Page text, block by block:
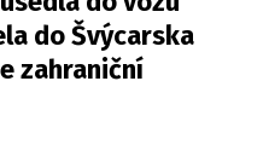
do Švýcarska
zahraniční